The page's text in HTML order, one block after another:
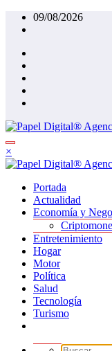
Saltar
09/08/2026
×
Portada
Actualidad
Economía y
Entretenimiento
Hogar
Motor
Política
Salud
Tecnología
Turismo